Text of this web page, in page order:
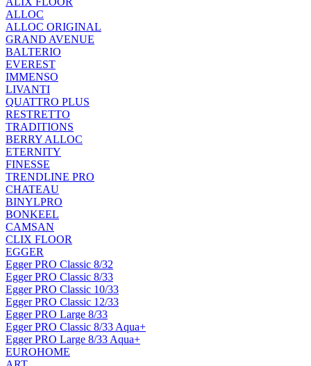
ALLOC
ALLOC ORIGINAL
GRAND AVENUE
BALTERIO
EVEREST
IMMENSO
LIVANTI
QUATTRO PLUS
RESTRETTO
TRADITIONS
BERRY ALLOC
ETERNITY
FINESSE
TRENDLINE PRO
CHATEAU
BINYLPRO
BONKEEL
CAMSAN
CLIX FLOOR
EGGER
Egger PRO Classic 8/32
Egger PRO Classic 8/33
Egger PRO Classic 10/33
Egger PRO Classic 12/33
Egger PRO Large 8/33
Egger PRO Classic 8/33 Aqua+
Egger PRO Large 8/33 Aqua+
EUROHOME